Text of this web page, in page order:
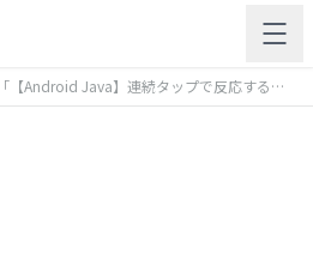
Java】連続タップで反応する隠しボタン」を投稿しました